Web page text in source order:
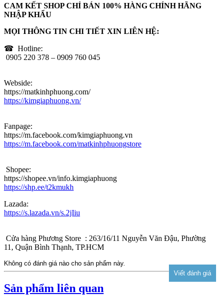
CAM KẾT SHOP CHỈ BÁN 100% HÀNG CHÍNH HÃNG
NHẬP KHẨU
MỌI THÔNG TIN CHI TIẾT XIN LIÊN HỆ:
☎ Hotline:
0905 220 378 – 0909 760 045
Webside:
https://matkinhphuong.com/
https://kimgiaphuong.vn/
Fanpage:
https://m.facebook.com/kimgiaphuong.vn
https://m.facebook.com/matkinhphuongstore
Shopee:
https://shopee.vn/info.kimgiaphuong
https://shp.ee/t2kmukh
Lazada:
https://s.lazada.vn/s.2jIiu
Cửa hàng Phương Store : 263/16/11 Nguyễn Văn Đậu, Phường
11, Quận Bình Thạnh, TP.HCM
Không có đánh giá nào cho sản phẩm này.
Sản phẩm liên quan